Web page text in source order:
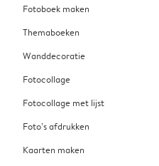
Fotoboek maken
Themaboeken
Wanddecoratie
Fotocollage
Fotocollage met lijst
Foto’s afdrukken
Kaarten maken